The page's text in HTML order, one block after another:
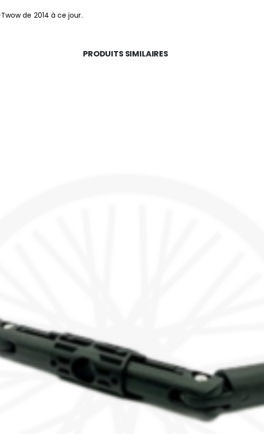
de 2014 à ce jour.
PRODUITS SIMILAIRES